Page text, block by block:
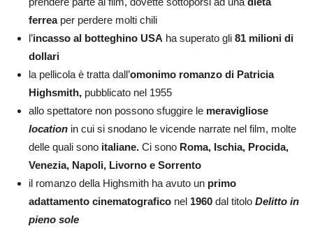
ferreaper perdere molti chili
l’incasso al botteghino USA ha superato gli 81 milioni di
dollari
la pellicola è tratta dall’omonimo romanzo di Patricia
Highsmith, pubblicato nel 1955
allo spettatore non possono sfuggire le meravigliose
location in cui si snodano le vicende narrate nel film, molte
delle quali sono italiane. Ci sono Roma, Ischia, Procida,
Venezia, Napoli, Livorno e Sorrento
il romanzo della Highsmith ha avuto un primo
adattamento cinematografico nel 1960 dal titolo Delitto in
pieno sole